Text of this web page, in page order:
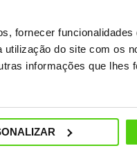
fornecer
do site com os
informações que lhes